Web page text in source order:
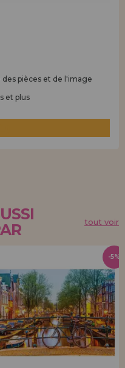
pièces et de l'image
et plus
tout voir
-5%